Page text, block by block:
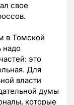
свое
в Томской
надо
это
Для
власти
думы
которые